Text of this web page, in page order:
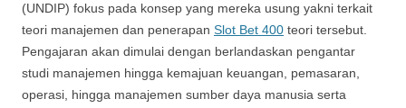
(UNDIP) fokus pada konsep yang mereka usung yakni terkait
teori manajemen dan penerapan Slot Bet 400 teori tersebut.
Pengajaran akan dimulai dengan berlandaskan pengantar
studi manajemen hingga kemajuan keuangan, pemasaran,
operasi, hingga manajemen sumber daya manusia serta